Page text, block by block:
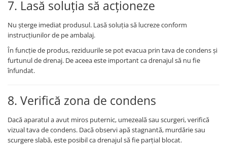
7. Lasă soluția să acționeze
Nu șterge imediat produsul. Lasă soluția să lucreze conform
instrucțiunilor de pe ambalaj.
În funcție de produs, reziduurile se pot evacua prin tava de condens și
furtunul de drenaj. De aceea este important ca drenajul să nu fie
înfundat.
8. Verifică zona de condens
Dacă aparatul a avut miros puternic, umezeală sau scurgeri, verifică
vizual tava de condens. Dacă observi apă stagnantă, murdărie sau
scurgere slabă, este posibil ca drenajul să fie parțial blocat.